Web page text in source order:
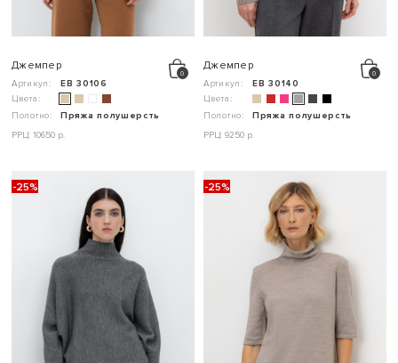
Джемпер
Артикул:
ЕВ 30106
Цвета:
Полотно:
Пряжа полушерсть
РРЦ: 10650 р.
Джемпер
Артикул:
ЕВ 30140
Цвета:
Полотно:
Пряжа полушерсть
РРЦ: 9250 р.
-25% -25%